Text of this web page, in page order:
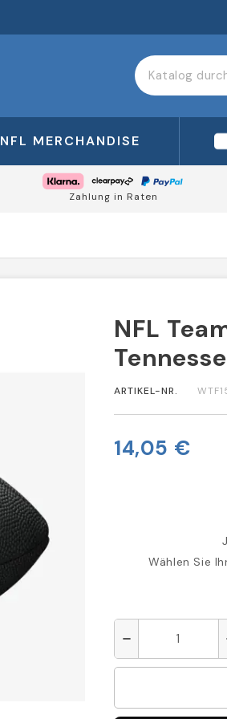
NFL MERCHANDISE
Zahlung in Raten
NFL
ARTIKEL-NR.
14,05 €
Wählen Sie
remove